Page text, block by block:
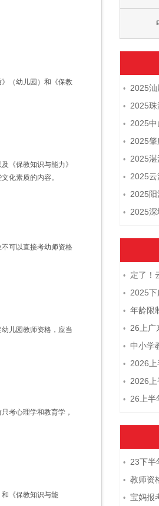
（幼儿园）和《保教
《保教知识与能力》
化素质的内容。
可以直接考幼师资格
儿园教师资格，应当
考心理学和教育学，
《保教知识与能
• 2025汕
• 2025珠
• 2025中
• 2025肇
• 2025湛
• 2025云
• 2025阳
• 2025深
• 定了！云南
• 2025下广东
• 年龄限制
• 26上广东
• 中小学教
• 2026上
• 2026上
• 26上半年
• 23下半
• 教师资格证
• 宝妈报考